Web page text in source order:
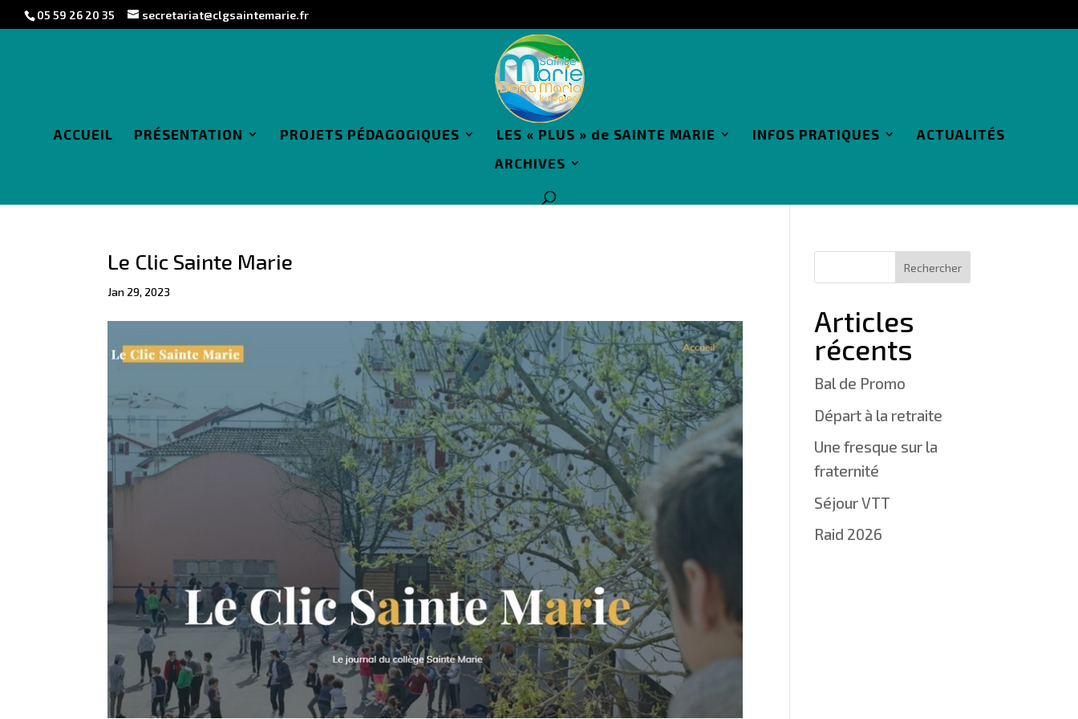
05 59 26 20 35 secretariat@clgsaintemarie.fr
ACCUEIL PRÉSENTATION PROJETS PÉDAGOGIQUES LES « PLUS » de SAINTE MARIE INFOS PRATIQUES
ACTUALITÉS
ARCHIVES
Le Clic Sainte Marie
Jan 29, 2023
Articles
récents
Bal de Promo
Départ à la retraite
Une fresque sur la
fraternité
Séjour VTT
Raid 2026